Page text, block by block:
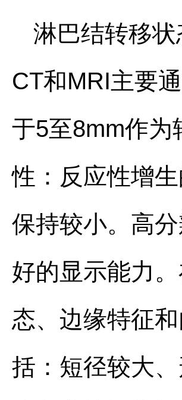
淋巴结转移
CT和MRI主要
于5至8mm作为
性：反应性增
保持较小。高
好的显示能力
态、边缘特征
括：短径较大